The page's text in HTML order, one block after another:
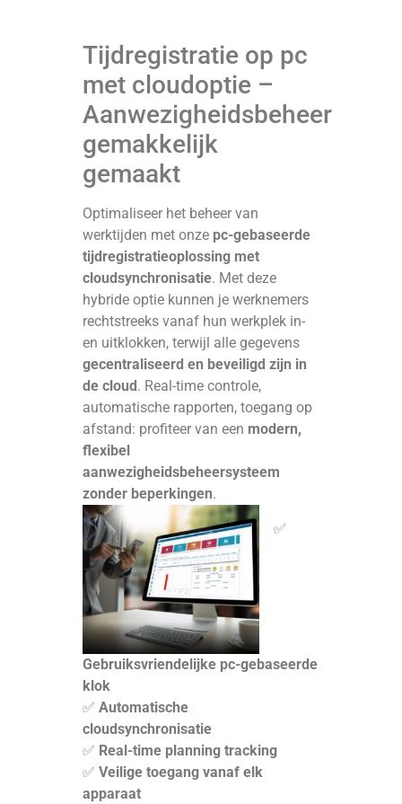
Tijdregistratie op pc
met cloudoptie –
Aanwezigheidsbeheer
gemakkelijk
gemaakt
Optimaliseer het beheer van
werktijden met onze pc-gebaseerde
tijdregistratieoplossing met
cloudsynchronisatie. Met deze
hybride optie kunnen je werknemers
rechtstreeks vanaf hun werkplek in-
en uitklokken, terwijl alle gegevens
gecentraliseerd en beveiligd zijn in
de cloud . Real-time controle,
automatische rapporten, toegang op
afstand: profiteer van een modern,
flexibel
aanwezigheidsbeheersysteem
zonder beperkingen.
✅
Gebruiksvriendelijke pc-gebaseerde
klok
✅ Automatische
cloudsynchronisatie
✅ Real-time planning tracking
✅ Veilige toegang vanaf elk
apparaat